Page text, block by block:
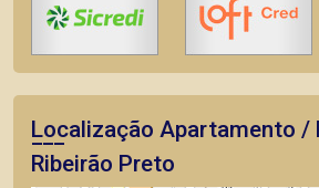
Localização Apartamento /
Ribeirão Preto